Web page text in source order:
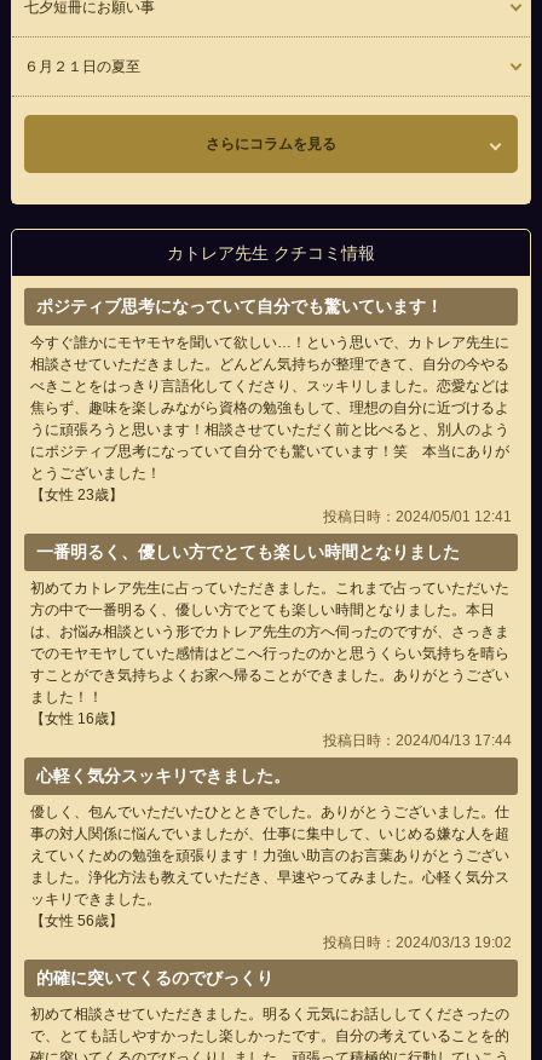
七夕短冊にお願い事
６月２１日の夏至
さらにコラムを見る
カトレア先生 クチコミ情報
ポジティブ思考になっていて自分でも驚いています！
今すぐ誰かにモヤモヤを聞いて欲しい…！という思いで、カトレア先生に
相談させていただきました。どんどん気持ちが整理できて、自分の今やる
べきことをはっきり言語化してくださり、スッキリしました。恋愛などは
焦らず、趣味を楽しみながら資格の勉強もして、理想の自分に近づけるよ
うに頑張ろうと思います！相談させていただく前と比べると、別人のよう
にポジティブ思考になっていて自分でも驚いています！笑 本当にありが
とうございました！
【女性 23歳】
投稿日時：2024/05/01 12:41
一番明るく、優しい方でとても楽しい時間となりました
初めてカトレア先生に占っていただきました。これまで占っていただいた
方の中で一番明るく、優しい方でとても楽しい時間となりました。本日
は、お悩み相談という形でカトレア先生の方へ伺ったのですが、さっきま
でのモヤモヤしていた感情はどこへ行ったのかと思うくらい気持ちを晴ら
すことができ気持ちよくお家へ帰ることができました。ありがとうござい
ました！！
【女性 16歳】
投稿日時：2024/04/13 17:44
心軽く気分スッキリできました。
優しく、包んでいただいたひとときでした。ありがとうございました。仕
事の対人関係に悩んでいましたが、仕事に集中して、いじめる嫌な人を超
えていくための勉強を頑張ります！力強い助言のお言葉ありがとうござい
ました。浄化方法も教えていただき、早速やってみました。心軽く気分ス
ッキリできました。
【女性 56歳】
投稿日時：2024/03/13 19:02
的確に突いてくるのでびっくり
初めて相談させていただきました。明るく元気にお話ししてくださったの
で、とても話しやすかったし楽しかったです。自分の考えていることを的